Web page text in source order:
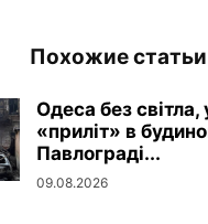
Похожие статьи
Одеса без світла,
«приліт» в
Павлограді...
09.08.2026